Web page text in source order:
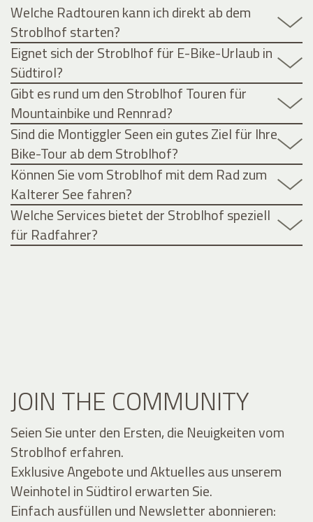
Welche Radtouren kann ich direkt ab dem
Stroblhof starten?
Eignet sich der Stroblhof für E-Bike-Urlaub in
Südtirol?
Gibt es rund um den Stroblhof Touren für
Mountainbike und Rennrad?
Sind die Montiggler Seen ein gutes Ziel für Ihre
Bike-Tour ab dem Stroblhof?
Können Sie vom Stroblhof mit dem Rad zum
Kalterer See fahren?
Welche Services bietet der Stroblhof speziell
für Radfahrer?
JOIN THE COMMUNITY
Seien Sie unter den Ersten, die Neuigkeiten vom
Stroblhof erfahren.
Exklusive Angebote und Aktuelles aus unserem
Weinhotel in Südtirol erwarten Sie.
Einfach ausfüllen und Newsletter abonnieren: